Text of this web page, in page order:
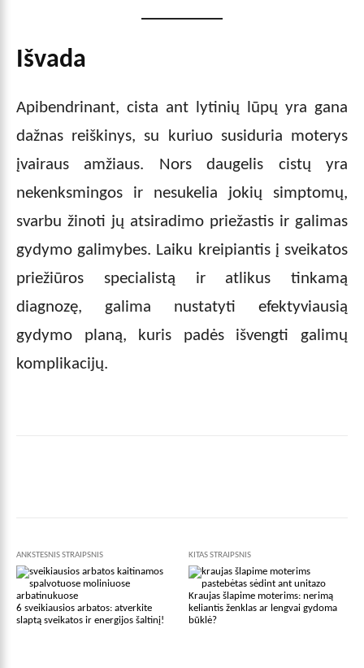
Išvada
Apibendrinant, cista ant lytinių lūpų yra gana
dažnas reiškinys, su kuriuo susiduria moterys
įvairaus amžiaus. Nors daugelis cistų yra
nekenksmingos ir nesukelia jokių simptomų,
svarbu žinoti jų atsiradimo priežastis ir galimas
gydymo galimybes. Laiku kreipiantis į sveikatos
priežiūros specialistą ir atlikus tinkamą
diagnozę, galima nustatyti efektyviausią
gydymo planą, kuris padės išvengti galimų
komplikacijų.
ANKSTESNIS STRAIPSNIS
6 sveikiausios arbatos: atverkite
slaptą sveikatos ir energijos šaltinį!
KITAS STRAIPSNIS
Kraujas šlapime moterims: nerimą
keliantis ženklas ar lengvai gydoma
būklė?